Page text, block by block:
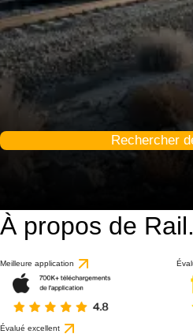
Rechercher
À propos de
Meilleure application
Évalué excellent